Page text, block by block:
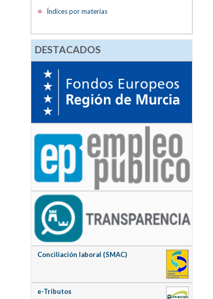
Índices por materias
DESTACADOS
Conciliación laboral (SMAC)
e-Tributos